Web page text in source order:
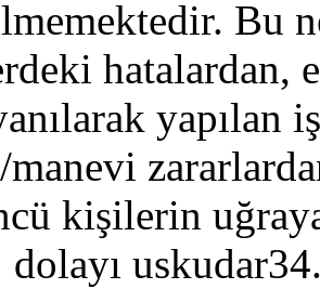
Bu
hatalardan,
yapılan
kişilerin
dolayı